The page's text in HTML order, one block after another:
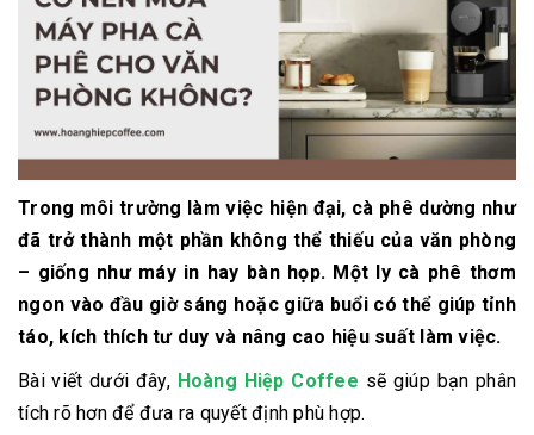
Trong môi trường làm việc hiện đại, cà phê dường như
đã trở thành một phần không thể thiếu của văn phòng
– giống như máy in hay bàn họp. Một ly cà phê thơm
ngon vào đầu giờ sáng hoặc giữa buổi có thể giúp tỉnh
táo, kích thích tư duy và nâng cao hiệu suất làm việc.
Bài viết dưới đây, Hoàng Hiệp Coffee sẽ giúp bạn phân
tích rõ hơn để đưa ra quyết định phù hợp.